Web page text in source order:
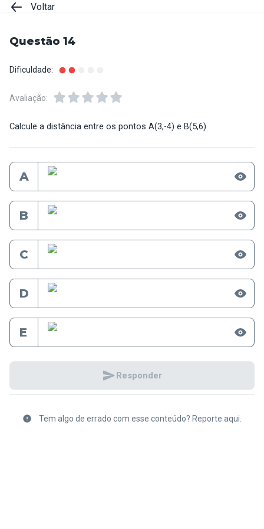
Voltar
Questão 14
Dificuldade:
Avaliação:
Calcule a distância entre os pontos A(3,-4) e B(5,6)
A
B
C
D
E
Responder
Tem algo de errado com esse conteúdo? Reporte aqui.